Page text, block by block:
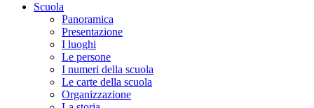
Scuola
Panoramica
Presentazione
I luoghi
Le persone
I numeri della scuola
Le carte della scuola
Organizzazione